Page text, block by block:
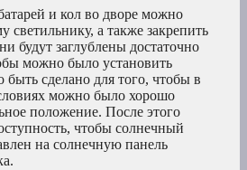
и кол во дворе можно
светильнику, а также закрепить
будут заглублены достаточно
можно было установить
сделано для того, чтобы в
можно было хорошо
положение. После этого
чтобы солнечный
на солнечную панель